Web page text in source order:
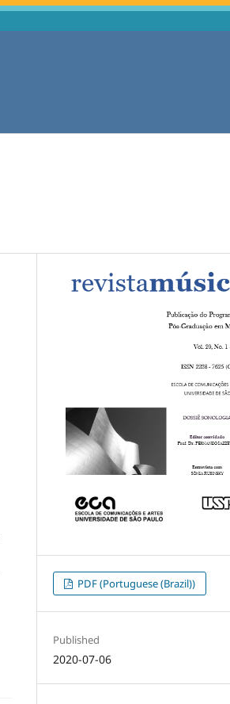
PDF (Portuguese (Brazil))
Published
2020-07-06